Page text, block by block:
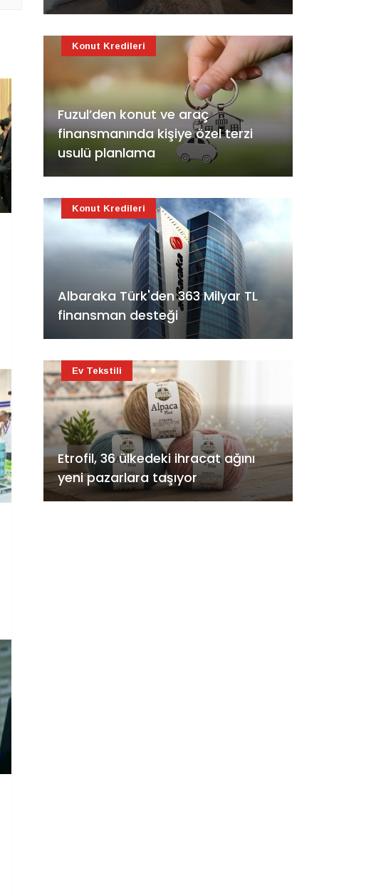
Fuzul’den konut ve araç
finansmanında kişiye özel terzi
usulü planlama
Konut Kredileri
Albaraka Türk'den 363 Milyar TL
finansman desteği
Konut Kredileri
Etrofil, 36 ülkedeki ihracat ağını
yeni pazarlara taşıyor
Ev Tekstili